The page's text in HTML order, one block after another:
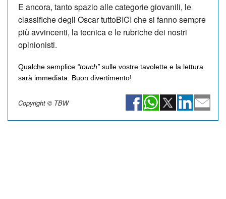
E ancora, tanto spazio alle categorie giovanili, le
classifiche degli Oscar tuttoBICI che si fanno sempre
più avvincenti, la tecnica e le rubriche dei nostri
opinionisti.
Qualche semplice “touch” sulle vostre tavolette e la lettura
sarà immediata. Buon divertimento!
Copyright © TBW